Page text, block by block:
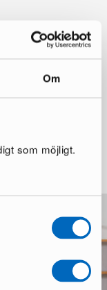
Om
som möjligt.